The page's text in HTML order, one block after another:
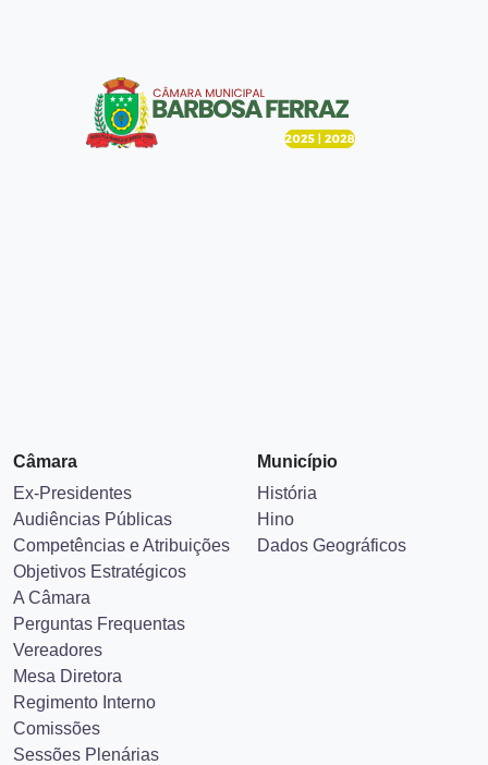
Câmara
Ex-Presidentes
Audiências Públicas
Competências e Atribuições
Objetivos Estratégicos
A Câmara
Perguntas Frequentas
Vereadores
Mesa Diretora
Regimento Interno
Comissões
Sessões Plenárias
Município
História
Hino
Dados Geográficos